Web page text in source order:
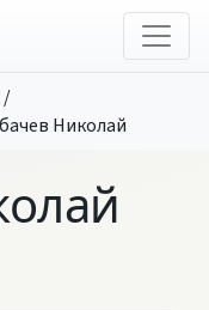
/
Николай